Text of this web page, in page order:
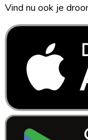
Vind nu ook je